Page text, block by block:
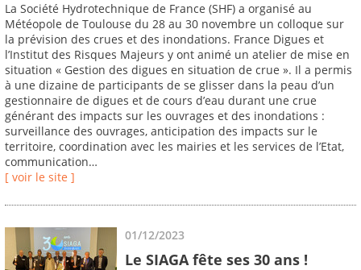
La Société Hydrotechnique de France (SHF) a organisé au
Météopole de Toulouse du 28 au 30 novembre un colloque sur
la prévision des crues et des inondations. France Digues et
l’Institut des Risques Majeurs y ont animé un atelier de mise en
situation « Gestion des digues en situation de crue ». Il a permis
à une dizaine de participants de se glisser dans la peau d’un
gestionnaire de digues et de cours d’eau durant une crue
générant des impacts sur les ouvrages et des inondations :
surveillance des ouvrages, anticipation des impacts sur le
territoire, coordination avec les mairies et les services de l’Etat,
communication…
[ voir le site ]
01/12/2023
Le SIAGA fête ses 30 ans !